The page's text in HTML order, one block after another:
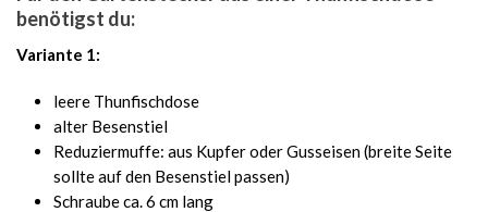
benötigst du:
Variante 1:
leere Thunfischdose
alter Besenstiel
Reduziermuffe: aus Kupfer oder Gusseisen (breite Seite
sollte auf den Besenstiel passen)
Schraube ca. 6 cm lang